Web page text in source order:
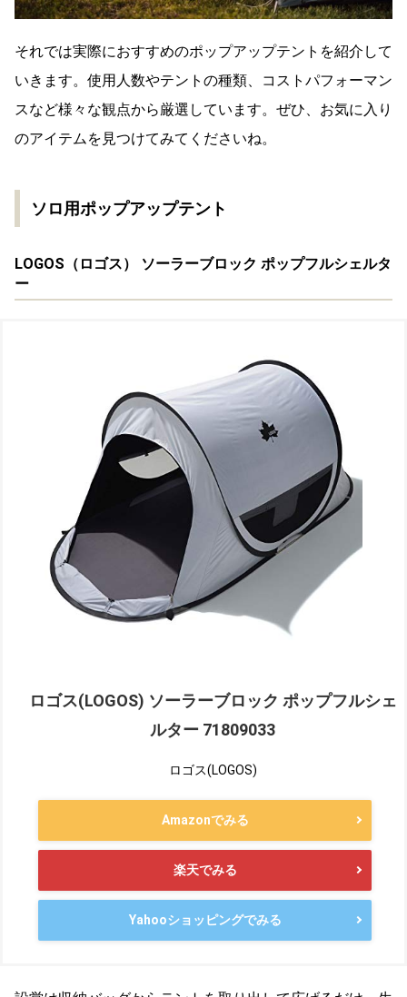
それでは実際におすすめのポップアップテントを紹介して
いきます。使用人数やテントの種類、コストパフォーマン
スなど様々な観点から厳選しています。ぜひ、お気に入り
のアイテムを見つけてみてくださいね。
ソロ用ポップアップテント
LOGOS（ロゴス） ソーラーブロック ポップフルシェルタ
ー
ロゴス(LOGOS) ソーラーブロック ポップフルシェ
ルター 71809033
ロゴス(LOGOS)
Amazonでみる
楽天でみる
Yahooショッピングでみる